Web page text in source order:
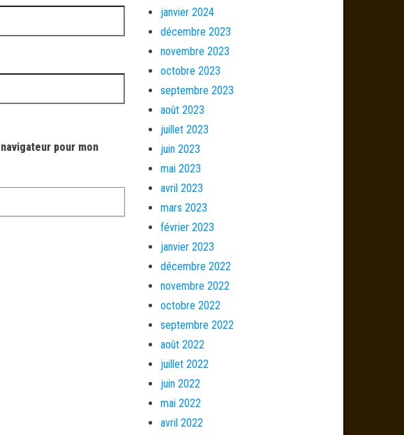
pour mon
janvier 2024
décembre 2023
novembre 2023
octobre 2023
septembre 2023
août 2023
juillet 2023
juin 2023
mai 2023
avril 2023
mars 2023
février 2023
janvier 2023
décembre 2022
novembre 2022
octobre 2022
septembre 2022
août 2022
juillet 2022
juin 2022
mai 2022
avril 2022